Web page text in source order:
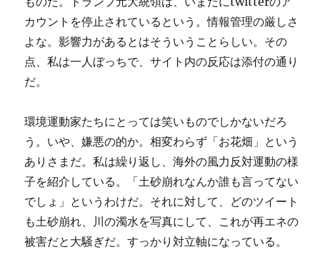
カウントを停止されているという。情報管理の厳しさ
よな。影響力があるとはそういうことらしい。その
点、私は一人ぼっちで、サイト内の反応は添付の通り
だ。
環境運動家たちにとっては笑いものでしかないだろ
う。いや、嫌悪の的か。相変わらず「お花畑」という
ありさまだ。私は繰り返し、海外の風力反対運動の様
子を紹介している。「土砂崩れなんか誰も言ってない
でしょ」というわけだ。それに対して、どのツイート
も土砂崩れ、川の濁水を写真にして、これが再エネの
被害だと大騒ぎだ。すっかり対立軸になっている。